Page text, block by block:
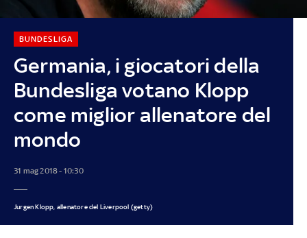
Germania, i giocatori della
Bundesliga votano Klopp
come miglior allenatore del
mondo
BUNDESLIGA
31 mag 2018 - 10:30
Jurgen Klopp, allenatore del Liverpool (getty)